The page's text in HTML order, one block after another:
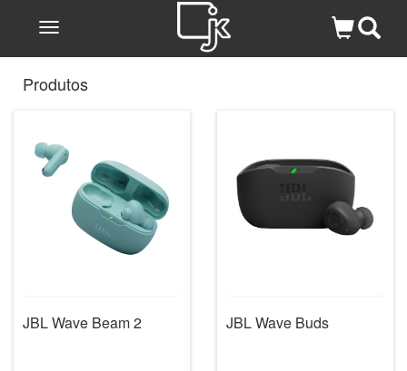
Toggle
Produtos
JBL Wave Beam 2 JBL Wave Buds